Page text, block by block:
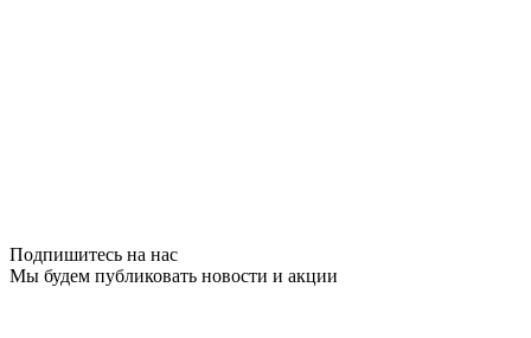
Подпишитесь на нас
Мы будем публиковать новости и акции